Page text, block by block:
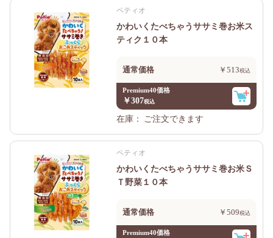
ペティオ
かわいくたべちゃうササミ巻お米ス
ティク１０本
通常価格 ￥513
Premium40価格
￥307
在庫：
ご注文できます
ペティオ
かわいくたべちゃうササミ巻お米Ｓ
Ｔ野菜１０本
通常価格 ￥509
Premium40価格